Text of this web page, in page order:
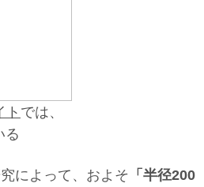
ト では、
る
によって、およそ 「半径200